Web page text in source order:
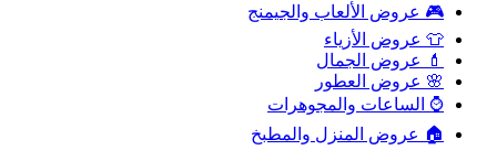
🎮 عروض الألعاب والجيمنج
👕 عروض الأزياء
💄 عروض الجمال
🌸 عروض العطور
⌚ الساعات والمجوهرات
🏠 عروض المنزل والمطبخ